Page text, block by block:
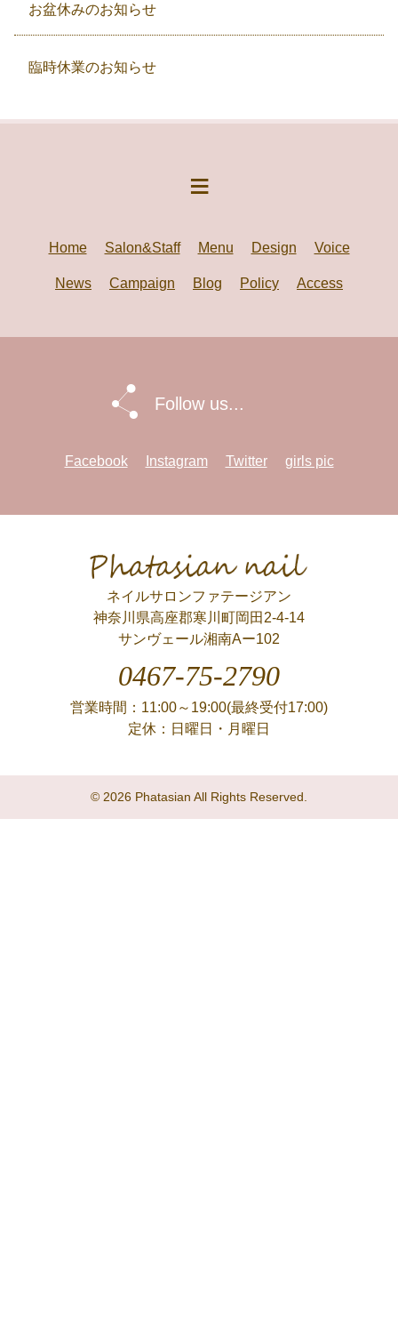
お盆休みのお知らせ
臨時休業のお知らせ
Home Salon&Staff Menu Design Voice
News Campaign Blog Policy Access
Follow us...
Facebook Instagram Twitter girls pic
Phatasian nail
ネイルサロンファテージアン
神奈川県高座郡寒川町岡田2-4-14
サンヴェール湘南Aー102
0467-75-2790
営業時間：11:00～19:00(最終受付17:00)
定休：日曜日・月曜日
© 2026 Phatasian All Rights Reserved.